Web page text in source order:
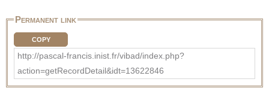
Permanent link
COPY
http://pascal-francis.inist.fr/vibad/index.php?
action=getRecordDetail&idt=13622846